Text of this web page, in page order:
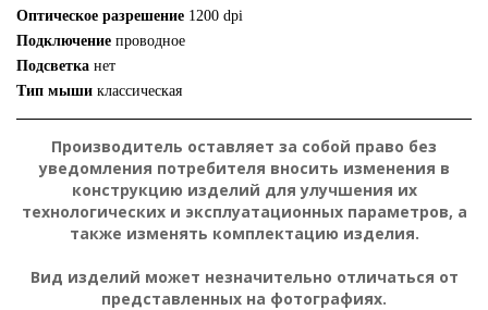
Оптическое разрешение 1200 dpi
Подключение проводное
Подсветка нет
Тип мыши классическая
Производитель оставляет за собой право без
уведомления потребителя вносить изменения в
конструкцию изделий для улучшения их
технологических и эксплуатационных параметров, а
также изменять комплектацию изделия.
Вид изделий может незначительно отличаться от
представленных на фотографиях.